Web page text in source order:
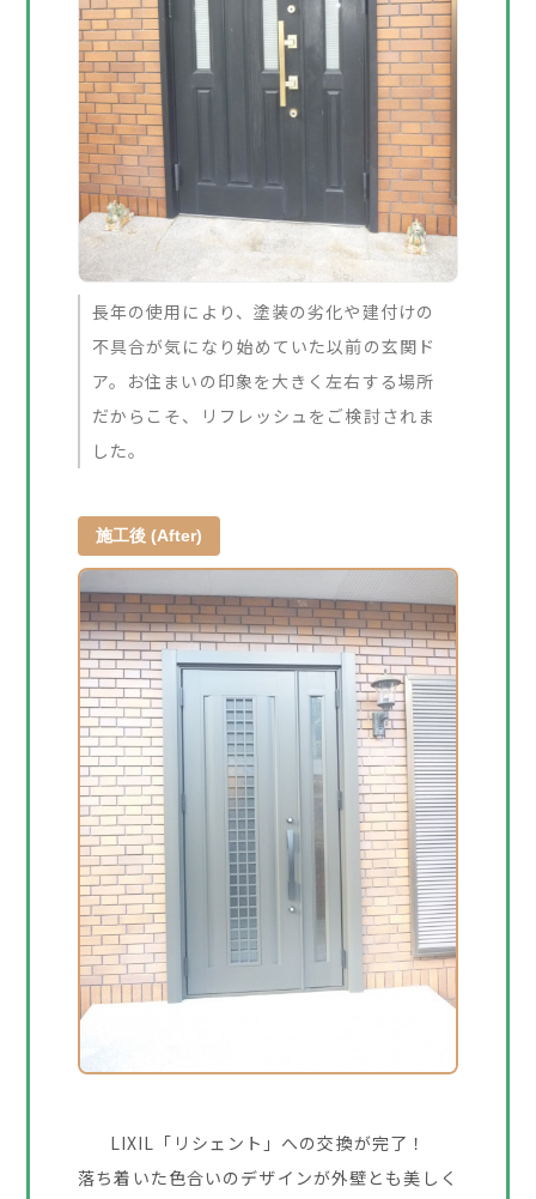
長年の使用により、塗装の劣化や建付けの
不具合が気になり始めていた以前の玄関ド
ア。お住まいの印象を大きく左右する場所
だからこそ、リフレッシュをご検討されま
した。
施工後 (After)
LIXIL「リシェント」への交換が完了！
落ち着いた色合いのデザインが外壁とも美しく